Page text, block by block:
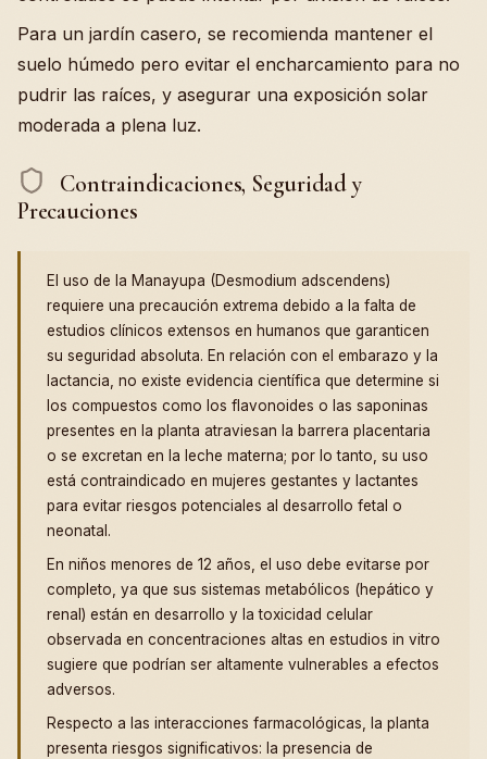
Para un jardín casero, se recomienda mantener el
suelo húmedo pero evitar el encharcamiento para no
pudrir las raíces, y asegurar una exposición solar
moderada a plena luz.
Contraindicaciones, Seguridad y
Precauciones
El uso de la Manayupa (Desmodium adscendens)
requiere una precaución extrema debido a la falta de
estudios clínicos extensos en humanos que garanticen
su seguridad absoluta. En relación con el embarazo y la
lactancia, no existe evidencia científica que determine si
los compuestos como los flavonoides o las saponinas
presentes en la planta atraviesan la barrera placentaria
o se excretan en la leche materna; por lo tanto, su uso
está contraindicado en mujeres gestantes y lactantes
para evitar riesgos potenciales al desarrollo fetal o
neonatal.
En niños menores de 12 años, el uso debe evitarse por
completo, ya que sus sistemas metabólicos (hepático y
renal) están en desarrollo y la toxicidad celular
observada en concentraciones altas en estudios in vitro
sugiere que podrían ser altamente vulnerables a efectos
adversos.
Respecto a las interacciones farmacológicas, la planta
presenta riesgos significativos: la presencia de